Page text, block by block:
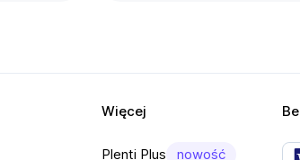
Więcej
Plenti Plus nowość